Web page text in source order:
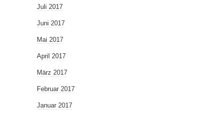
Juli 2017
Juni 2017
Mai 2017
April 2017
März 2017
Februar 2017
Januar 2017